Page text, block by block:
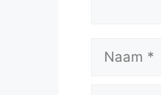
Naam